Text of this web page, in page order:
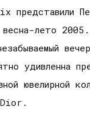
весна-лето
удивленна
ювелирной